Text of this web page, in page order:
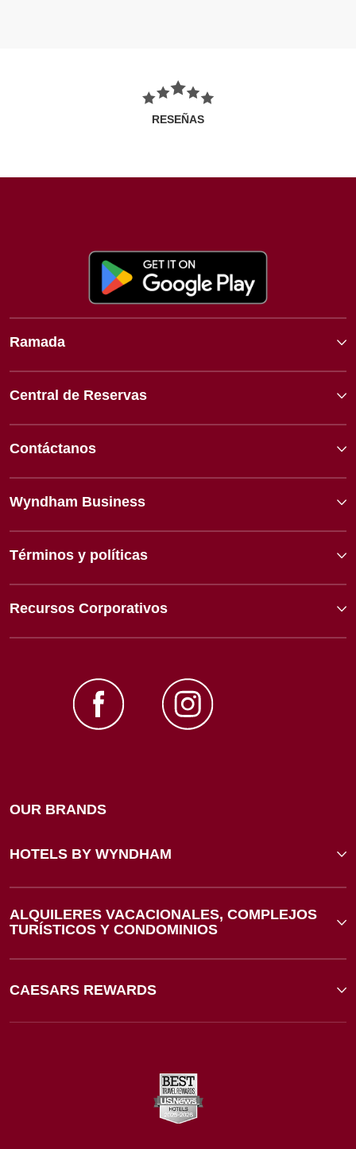
RESEÑAS
Ramada
Central de Reservas
Contáctanos
Wyndham Business
Términos y políticas
Recursos Corporativos
OUR BRANDS
HOTELS BY WYNDHAM
ALQUILERES VACACIONALES, COMPLEJOS
TURÍSTICOS Y CONDOMINIOS
CAESARS REWARDS